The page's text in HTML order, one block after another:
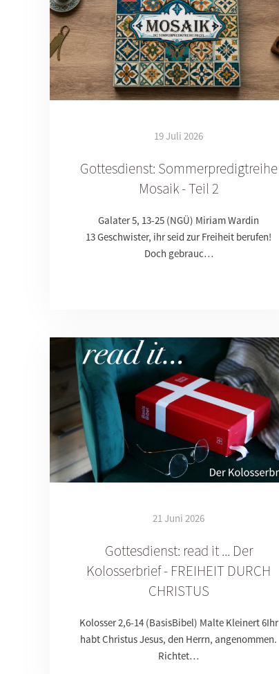
19 Juli 2026
Gottesdienst: Sommerpredigtreihe
Mosaik - Teil 2
Galater 5, 13-25 (NGÜ) Miriam Wardin
13 Geschwister, ihr seid zur Freiheit berufen!
Doch gebrauc…
21 Juni 2026
Gottesdienst: read it ... Der
Kolosserbrief - FREIHEIT DURCH
CHRISTUS
Kolosser 2,6-14 (BasisBibel) Malte Kleinert 6Ihr
habt Christus Jesus, den Herrn, angenommen.
Richtet…